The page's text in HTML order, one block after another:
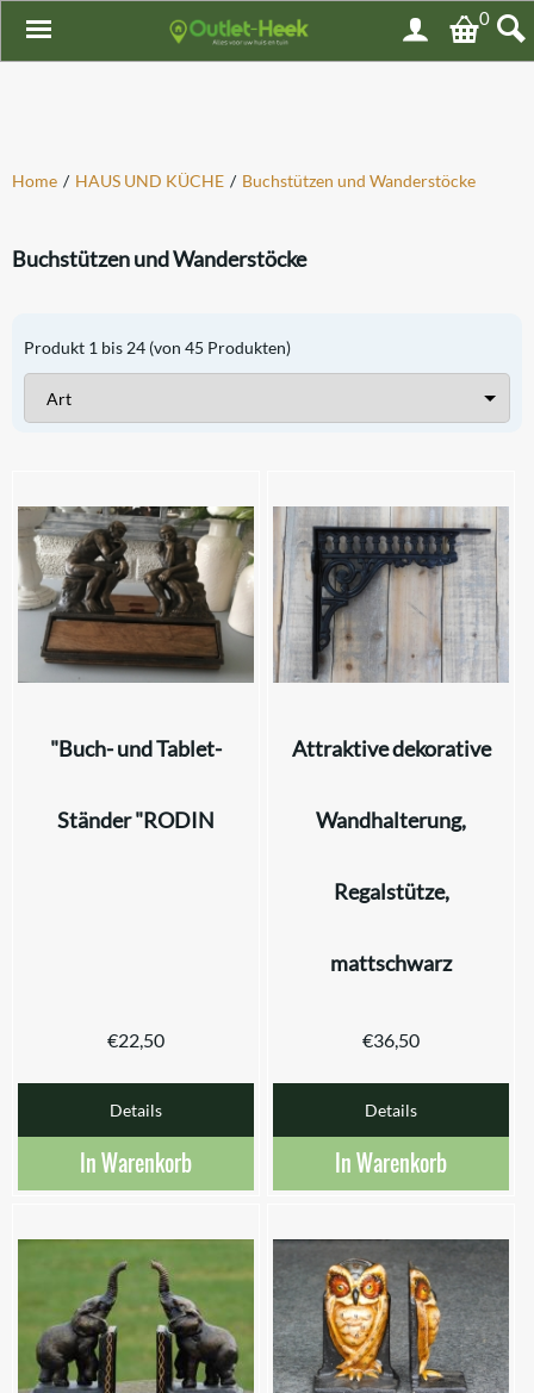
0
Home / HAUS UND KÜCHE / Buchstützen und Wanderstöcke
Buchstützen und Wanderstöcke
Produkt 1 bis 24 (von 45 Produkten)
"Buch- und Tablet-
Ständer "RODIN
€22,50
Details
In Warenkorb
Attraktive dekorative
Wandhalterung,
Regalstütze,
mattschwarz
€36,50
Details
In Warenkorb